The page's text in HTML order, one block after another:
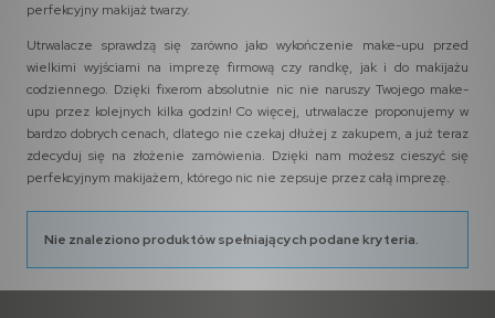
perfekcyjny makijaż twarzy.
Utrwalacze sprawdzą się zarówno jako wykończenie make-upu przed
wielkimi wyjściami na imprezę firmową czy randkę, jak i do makijażu
codziennego. Dzięki fixerom absolutnie nic nie naruszy Twojego make-
upu przez kolejnych kilka godzin! Co więcej, utrwalacze proponujemy w
bardzo dobrych cenach, dlatego nie czekaj dłużej z zakupem, a już teraz
zdecyduj się na złożenie zamówienia. Dzięki nam możesz cieszyć się
perfekcyjnym makijażem, którego nic nie zepsuje przez całą imprezę.
Nie znaleziono produktów spełniających podane kryteria.